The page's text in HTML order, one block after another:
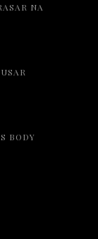
NA
BODY